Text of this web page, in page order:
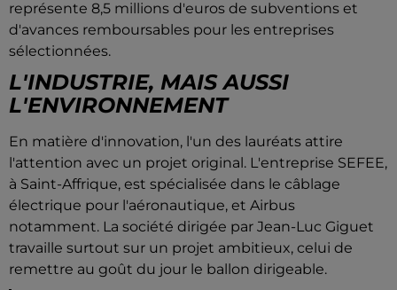
représente 8,5 millions d'euros de subventions et
d'avances remboursables pour les entreprises
sélectionnées.
L'INDUSTRIE, MAIS AUSSI
L'ENVIRONNEMENT
En matière d'innovation, l'un des lauréats attire
l'attention avec un projet original. L'entreprise SEFEE,
à Saint-Affrique, est spécialisée dans le câblage
électrique pour l'aéronautique, et Airbus
notamment. La société dirigée par Jean-Luc Giguet
travaille surtout sur un projet ambitieux, celui de
remettre au goût du jour le ballon dirigeable.